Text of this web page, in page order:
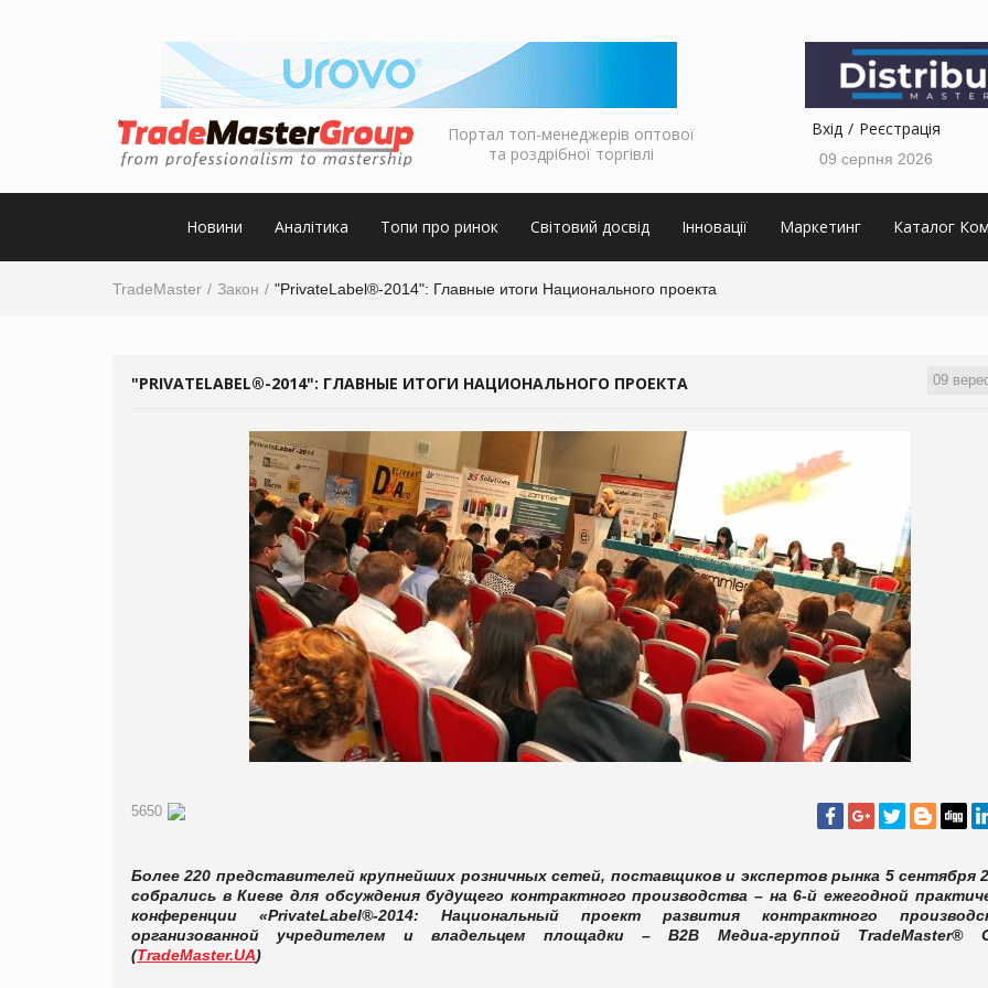
Портал топ-менеджерів оптової
та роздрібної торгівлі
Вхід Реєстрація
09 серпня 2026
Новини Аналітика Топи про ринок Світовий досвід Інновації Маркетинг Каталог
TradeMaster Закон "PrivateLabel®-2014": Главные итоги Национального проекта
09
"PRIVATELABEL®-2014": ГЛАВНЫЕ ИТОГИ НАЦИОНАЛЬНОГО ПРОЕКТА
5650
Более 220 представителей крупнейших розничных сетей, поставщиков и экспертов рынка 5 сентября
собрались в Киеве для обсуждения будущего контрактного производства – на 6-й ежегодной
конференции «PrivateLabel®-2014: Национальный проект развития контрактного
организованной учредителем и владельцем площадки – В2В Медиа-группой TradeMaster®
(TradeMaster.UA)